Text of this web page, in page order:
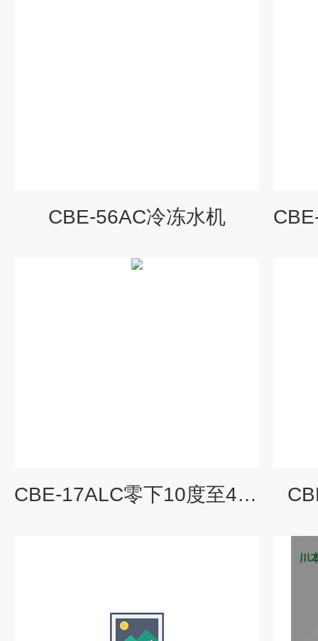
CBE-56AC冷冻水机
CBE-17ALC零下10度至40度冷冻水机